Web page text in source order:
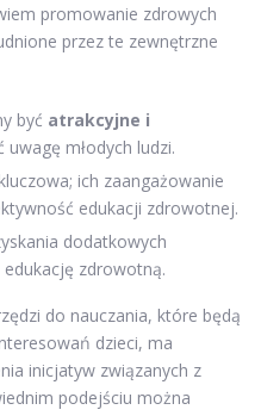
promowanie zdrowych
przez te zewnętrzne
być atrakcyjne i
uwagę młodych ludzi.
ich zaangażowanie
edukacji zdrowotnej.
dodatkowych
zdrowotną.
do nauczania, które będą
dzieci, ma
inicjatyw związanych z
podejściu można